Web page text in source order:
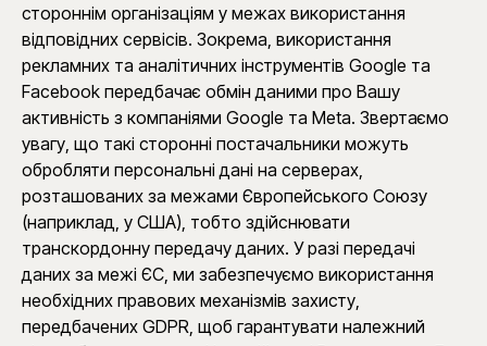
стороннім організаціям у межах використання
відповідних сервісів. Зокрема, використання
рекламних та аналітичних інструментів Google та
Facebook передбачає обмін даними про Вашу
активність з компаніями Google та Meta. Звертаємо
увагу, що такі сторонні постачальники можуть
обробляти персональні дані на серверах,
розташованих за межами Європейського Союзу
(наприклад, у США), тобто здійснювати
транскордонну передачу даних. У разі передачі
даних за межі ЄС, ми забезпечуємо використання
необхідних правових механізмів захисту,
передбачених GDPR, щоб гарантувати належний